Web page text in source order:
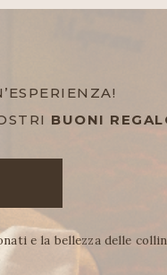
BUONI
e la bellezza delle